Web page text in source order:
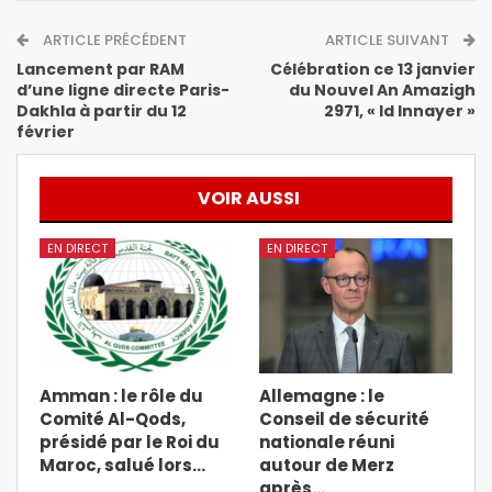
ARTICLE PRÉCÉDENT
Lancement par RAM
d’une ligne directe Paris-
Dakhla à partir du 12
février
ARTICLE SUIVANT
Célébration ce 13 janvier
du Nouvel An Amazigh
2971, « Id Innayer »
VOIR AUSSI
EN DIRECT
Amman : le rôle du
Comité Al-Qods,
présidé par le Roi du
Maroc, salué lors…
EN DIRECT
Allemagne : le
Conseil de sécurité
nationale réuni
autour de Merz